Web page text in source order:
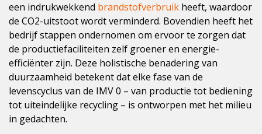
een indrukwekkend brandstofverbruik heeft, waardoor
de CO2-uitstoot wordt verminderd. Bovendien heeft het
bedrijf stappen ondernomen om ervoor te zorgen dat
de productiefaciliteiten zelf groener en energie-
efficiënter zijn. Deze holistische benadering van
duurzaamheid betekent dat elke fase van de
levenscyclus van de IMV 0 – van productie tot bediening
tot uiteindelijke recycling – is ontworpen met het milieu
in gedachten.